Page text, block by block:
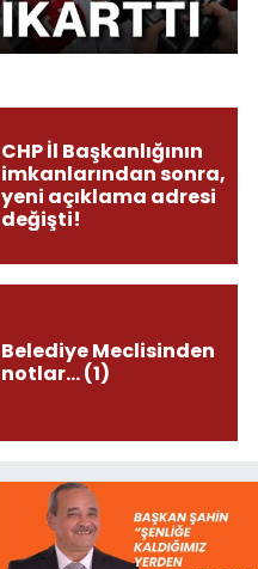
CHP İl Başkanlığının
imkanlarından sonra,
yeni açıklama adresi
değişti!
Belediye Meclisinden
notlar... (1)